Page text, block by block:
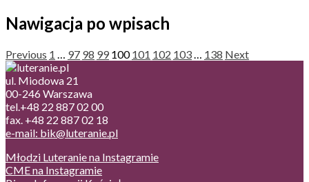
Nawigacja po wpisach
Previous 1 … 97 98 99 100 101 102 103… 138 Next
ul. Miodowa 21
00-246 Warszawa
tel.+48 22 887 02 00
fax. +48 22 887 02 18
e-mail: bik@luteranie.pl
Młodzi Luteranie na Instagramie
CME na Instagramie